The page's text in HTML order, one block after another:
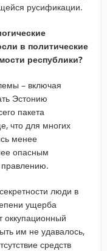
русификации.
в политические
республики?
– включая
Эстонию
пакета
что для многих
менее
опасным
правлению.
люди в
ущерба
оккупационный
им не удавалось,
средств